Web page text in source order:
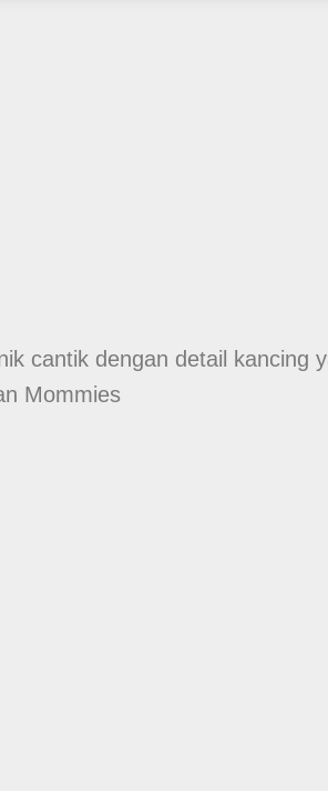
cantik dengan detail kancing
Mommies